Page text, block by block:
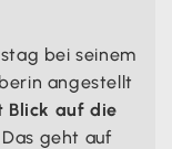
bei seinem
angestellt
Blick auf die
Das geht auf